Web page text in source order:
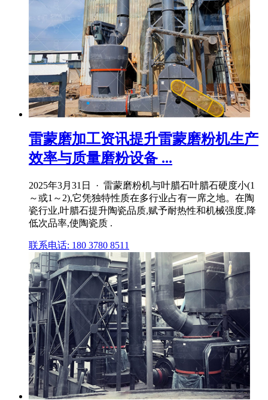
雷蒙磨加工资讯提升雷蒙磨粉机生产
效率与质量磨粉设备 ...
2025年3月31日 · 雷蒙磨粉机与叶腊石叶腊石硬度小(1
～或1～2),它凭独特性质在多行业占有一席之地。在陶
瓷行业,叶腊石提升陶瓷品质,赋予耐热性和机械强度,降
低次品率,使陶瓷质 .
联系电话: 180 3780 8511